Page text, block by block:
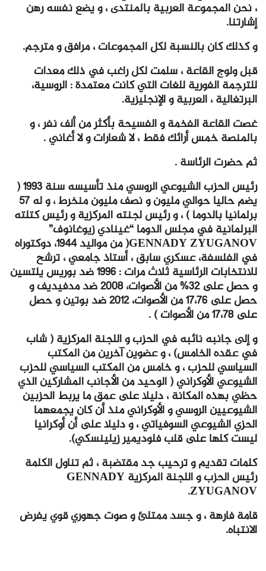
، نحن المجموعة العربية بالمنتدى ، و يضع نفسه رهن
إشارتنا.
و كذلك كان بالنسبة لكل المجموعات ، مرافق و مترجم.
قبل ولوج القاعة ، سلمت لكل راغب في ذلك معدات
للترجمة الفورية للغات التي كانت معتمدة : الروسية،
البرتغالية ، العربية و الإنجليزية.
غصت القاعة الفخمة و الفسيحة بأكثر من ألف نفر ، و
بالمنصة خمس أرائك فقط ، لا شعارات و لا أغاني .
ثم حضرت الرئاسة .
رئيس الحزب الشيوعي الروسي منذ تأسيسه سنة 1993 (
يضم حاليا حوالي مليون و نصف مليون منخرط ، و له 57
برلمانيا بالدوما ) ، و رئيس لجنته المركزية و رئيس كتلته
البرلمانية في مجلس الدوما “غينادي زيوغانوف”
GENNADY ZYUGANOV( من مواليد 1944، دوكتوراه
في الفلسفة، عسكري سابق ، أستاذ جامعي ، ترشح
للانتخابات الرئاسية ثلاث مرات : 1996 ضد بوريس يلتسين
و حصل على 32% من الأصوات، 2008 ضد مدفيديف و
حصل على 17،76 من الأصوات، 2012 ضد بوتين و حصل
على 17،78 من الأصوات ) .
و إلى جانبه نائبه في الحزب و اللجنة المركزية ( شاب
في عقده الخامس) ، و عضوين آخرين من المكتب
السياسي للحزب ، و خامس من المكتب السياسي للحزب
الشيوعي الأوكراني ( الوحيد من الأجانب المشاركين الذي
حظي بهذه المكانة ، دليلا على عمق ما يربط الحزبين
الشيوعيين الروسي و الأوكراني منذ أن كان يجمعهما
الحزي الشيوعي السوفياتي ، و دليلا على أن أوكرانيا
ليست كلها على قلب فلوديمير زيلينسكي).
كلمات تقديم و ترحيب جد مقتضبة ، ثم تناول الكلمة
رئيس الحزب و اللجنة المركزية GENNADY
ZYUGANOV.
قامة فارهة ، و جسد ممتلئ و صوت جهوري قوي يفرض
الانتباه.